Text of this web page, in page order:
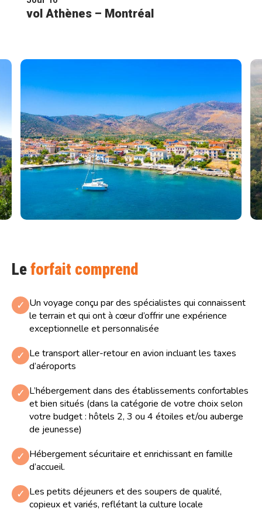
de l'UNESCO
Balade à pied dans Plaka, l'ancien quartier situé au
changement de garde devant le monument du
Kallimarmaro, dont les origines remontent à 330
avant J.-C.
vol Athènes – Montréal
Leforfait comprend
✓ Un voyage conçu par des spécialistes qui connaissent
le terrain et qui ont à cœur d’offrir une expérience
exceptionnelle et personnalisée
✓ Le transport aller-retour en avion incluant les taxes
d’aéroports
✓ L’hébergement dans des établissements confortables
et bien situés (dans la catégorie de votre choix selon
votre budget : hôtels 2, 3 ou 4 étoiles et/ou auberge
de jeunesse)
✓ Hébergement sécuritaire et enrichissant en famille
d’accueil.
✓ Les petits déjeuners et des soupers de qualité,
copieux et variés, reflétant la culture locale